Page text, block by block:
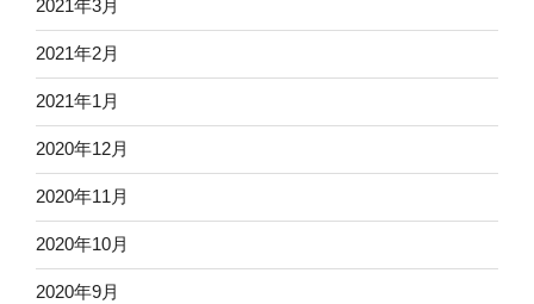
2021年3月
2021年2月
2021年1月
2020年12月
2020年11月
2020年10月
2020年9月